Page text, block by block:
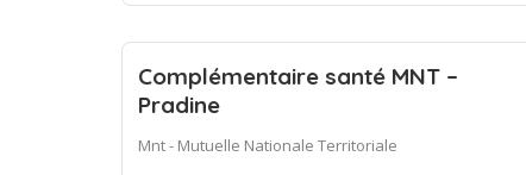
Complémentaire santé MNT –
Pradine
Mnt - Mutuelle Nationale Territoriale